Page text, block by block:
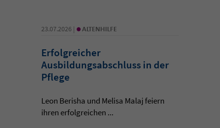
23.07.2026 | • ALTENHILFE
Erfolgreicher
Ausbildungsabschluss in der
Pflege
Leon Berisha und Melisa Malaj feiern
ihren erfolgreichen ...